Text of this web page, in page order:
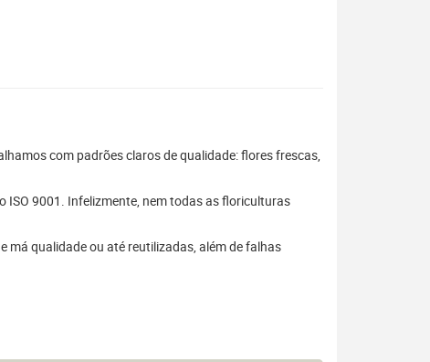
com padrões claros de qualidade: flores frescas,
9001. Infelizmente, nem todas as floriculturas
má qualidade ou até reutilizadas, além de falhas